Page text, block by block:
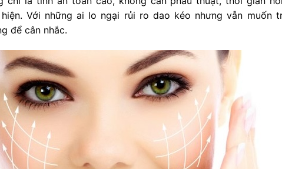
Với những ai lo ngại rủi ro dao kéo nhưng vẫn muốn
để cân nhắc.